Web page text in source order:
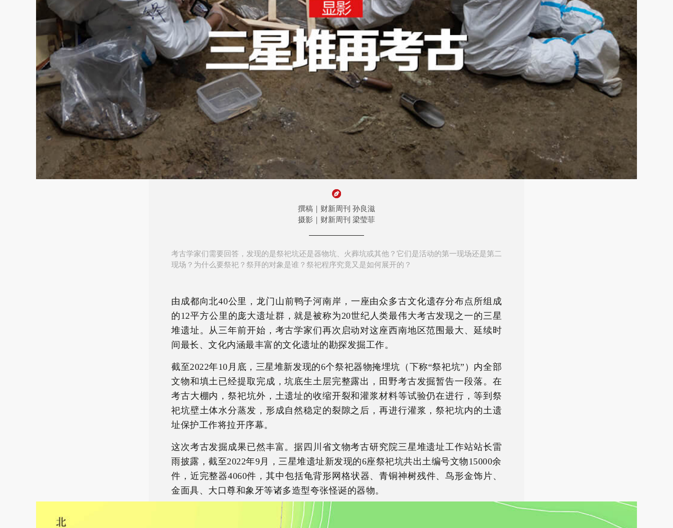
撰稿｜财新周刊 孙良滋
摄影｜财新周刊 梁莹菲
考古学家们需要回答，发现的是祭祀坑还是器物坑、火葬坑或其他？它们是活动的第一现场还是第二
现场？为什么要祭祀？祭拜的对象是谁？祭祀程序究竟又是如何展开的？
由成都向北40公里，龙门山前鸭子河南岸，一座由众多古文化遗存分布点所组成
的12平方公里的庞大遗址群，就是被称为20世纪人类最伟大考古发现之一的三星
堆遗址。从三年前开始，考古学家们再次启动对这座西南地区范围最大、延续时
间最长、文化内涵最丰富的文化遗址的勘探发掘工作。
截至2022年10月底，三星堆新发现的6个祭祀器物掩埋坑（下称“祭祀坑”）内全部
文物和填土已经提取完成，坑底生土层完整露出，田野考古发掘暂告一段落。在
考古大棚内，祭祀坑外，土遗址的收缩开裂和灌浆材料等试验仍在进行，等到祭
祀坑壁土体水分蒸发，形成自然稳定的裂隙之后，再进行灌浆，祭祀坑内的土遗
址保护工作将拉开序幕。
这次考古发掘成果已然丰富。据四川省文物考古研究院三星堆遗址工作站站长雷
雨披露，截至2022年9月，三星堆遗址新发现的6座祭祀坑共出土编号文物15000余
件，近完整器4060件，其中包括龟背形网格状器、青铜神树残件、鸟形金饰片、
金面具、大口尊和象牙等诸多造型夸张怪诞的器物。